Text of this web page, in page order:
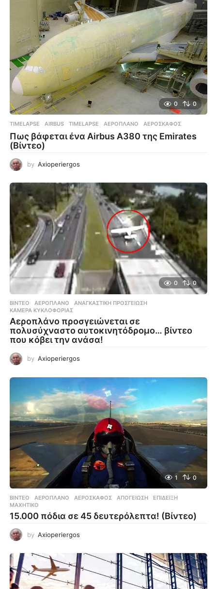
0 0
TIMELAPSE AIRBUS ,TIMELAPSE ,ΑΕΡΟΠΛΆΝΟ ,ΑΕΡΟΣΚΆΦΟΣ
Πως βάφεται ένα Airbus A380 της Emirates
(Βίντεο)
by Axioperiergos
0 0
ΒΊΝΤΕΟ ΑΕΡΟΠΛΆΝΟ ,ΑΝΑΓΚΑΣΤΙΚΉ ΠΡΟΣΓΕΊΩΣΗ
ΚΆΜΕΡΑ ΚΥΚΛΟΦΟΡΊΑΣ
Αεροπλάνο προσγειώνεται σε
πολυσύχναστο αυτοκινητόδρομο… βίντεο
που κόβει την ανάσα!
by Axioperiergos
1 0
ΒΊΝΤΕΟ ΑΕΡΟΠΛΆΝΟ ,ΑΕΡΟΣΚΆΦΟΣ ,ΑΠΟΓΕΊΩΣΗ ,ΕΠΊΔΕΙΞΗ
ΜΑΧΗΤΙΚΌ
15.000 πόδια σε 45 δευτερόλεπτα! (Βίντεο)
by Axioperiergos